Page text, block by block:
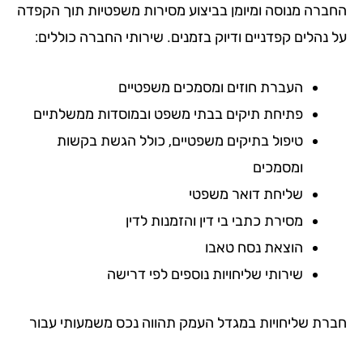
מנוסה ומיומן בביצוע מסירות משפטיות תוך הקפדה
נהלים קפדניים ודיוק בזמנים. שירותי החברה כוללים:
העברת חוזים ומסמכים משפטיים
פתיחת תיקים בבתי משפט ובמוסדות ממשלתיים
טיפול בתיקים משפטיים, כולל הגשת בקשות
ומסמכים
שליחת דואר משפטי
מסירת כתבי בי דין והזמנות לדין
הוצאת נסח טאבו
שירותי שליחויות נוספים לפי דרישה
שליחויות במגדל העמק תהווה נכס משמעותי עבור